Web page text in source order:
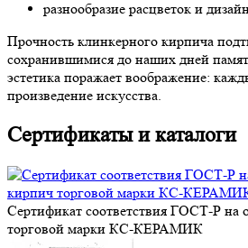
разнообразие расцветок и
Прочность клинкерного кирпича
сохранившимися до наших дней
эстетика поражает воображение:
произведение искусства.
Сертификаты и каталоги
Сертификат соответствия ГОСТ-Р на
торговой марки КС-КЕРАМИК